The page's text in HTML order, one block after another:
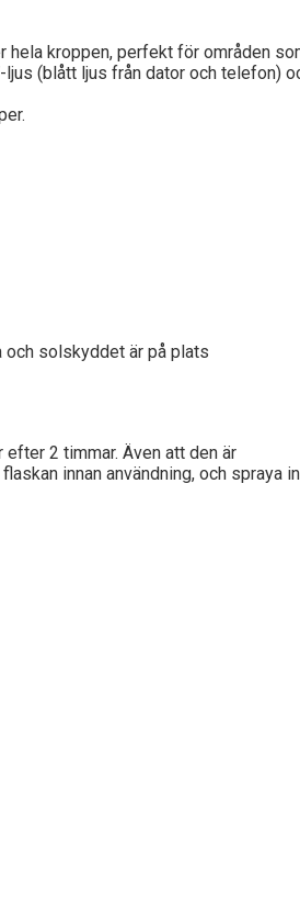
kroppen, perfekt för områden
ljus (blått ljus från dator och telefon)
och solskyddet är på plats
2 timmar. Även att den är
innan användning, och spraya